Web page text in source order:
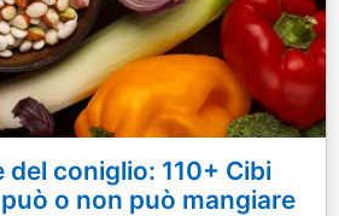
coniglio: 110+ Cibi
o non può mangiare